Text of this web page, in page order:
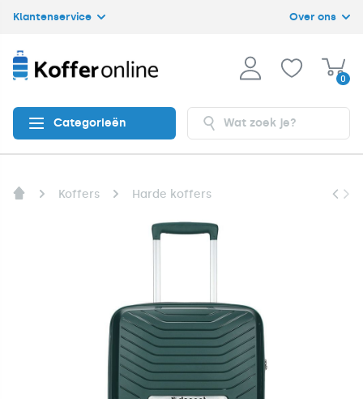
Klantenservice Over ons
0
Categorieën
Koffers Harde koffers